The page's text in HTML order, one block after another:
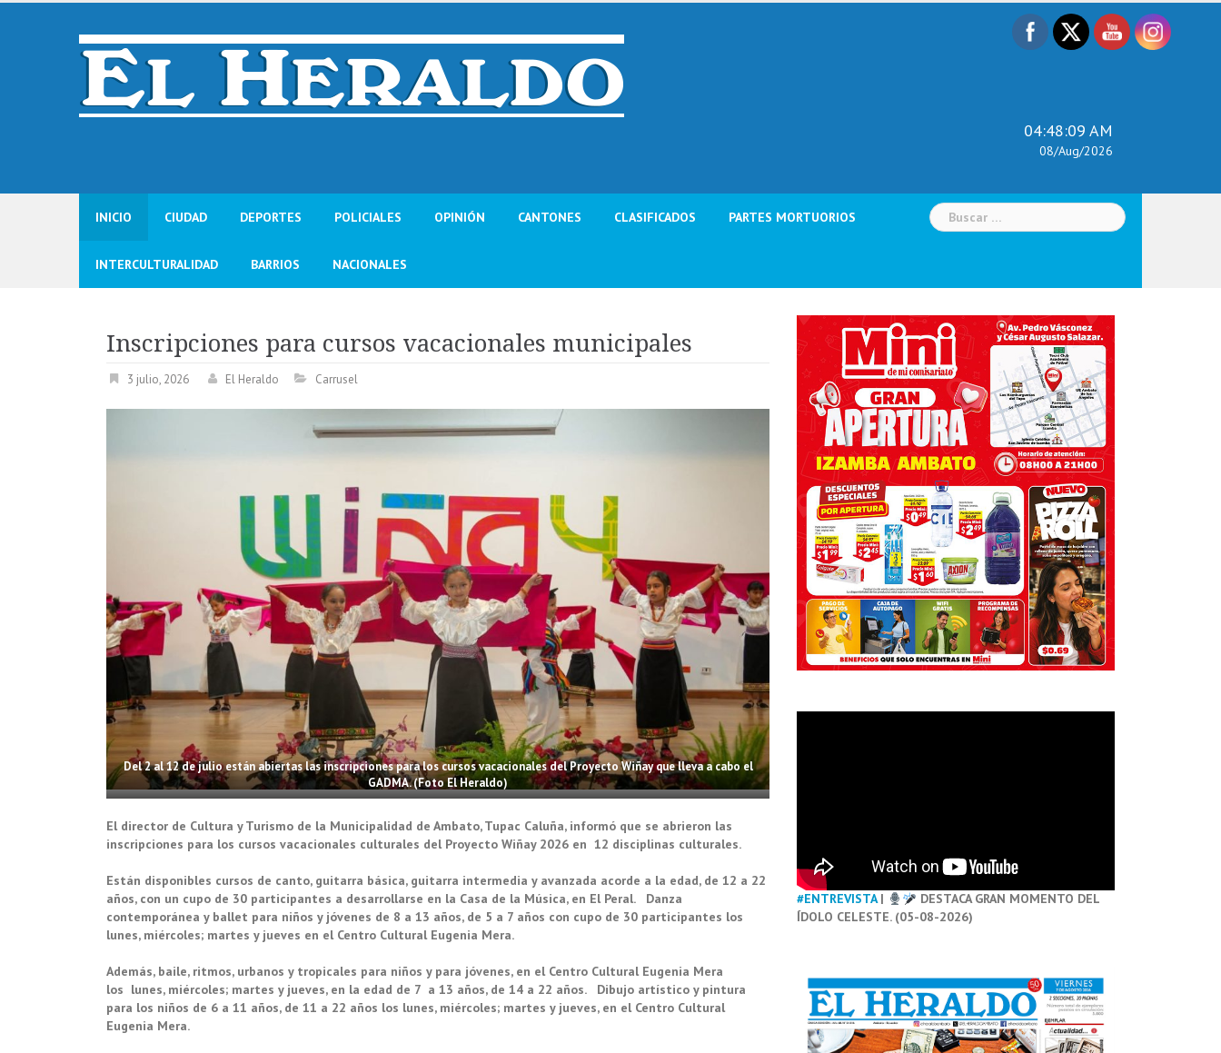
Skip
04:48:10 AM
08/Aug/2026
INICIO CIUDAD DEPORTES POLICIALES OPINIÓN CANTONES CLASIFICADOS PARTES MORTUORIOS
INTERCULTURALIDAD BARRIOS NACIONALES
Buscar:
Inscripciones para cursos vacacionales municipales
3 julio, 2026 El Heraldo Carrusel
Del 2 al 12 de julio están abiertas las inscripciones para los cursos vacacionales del Proyecto Wiñay que lleva a cabo el
GADMA. (Foto El Heraldo)
El director de Cultura y Turismo de la Municipalidad de Ambato, Tupac Caluña, informó que se abrieron las
inscripciones para los cursos vacacionales culturales del Proyecto Wiñay 2026 en 12 disciplinas culturales.
Están disponibles cursos de canto, guitarra básica, guitarra intermedia y avanzada acorde a la edad, de 12 a 22
años, con un cupo de 30 participantes a desarrollarse en la Casa de la Música, en El Peral.
Danza
contemporánea y ballet para niños y jóvenes de 8 a 13 años, de 5 a 7 años con cupo de 30 participantes los
lunes, miércoles; martes y jueves en el Centro Cultural Eugenia Mera.
Además, baile, ritmos, urbanos y tropicales para niños y para jóvenes, en el Centro Cultural Eugenia Mera
los lunes, miércoles; martes y jueves, en la edad de 7 a 13 años, de 14 a 22 años.
Dibujo artístico y pintura
para los niños de 6 a 11 años, de 11 a 22 años los lunes, miércoles; martes y jueves, en el Centro Cultural
Eugenia Mera.
#ENTREVISTA|
DESTACA GRAN MOMENTO DEL
ÍDOLO CELESTE. (05-08-2026)